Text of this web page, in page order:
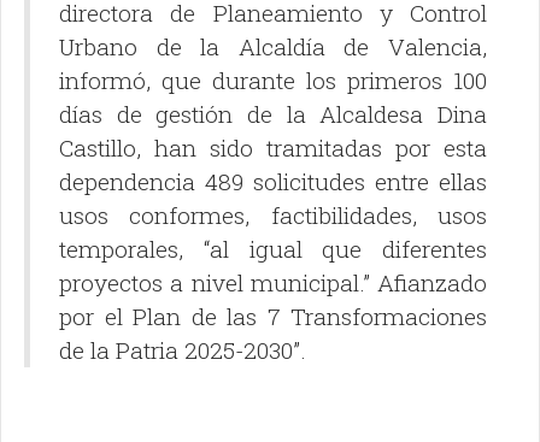
directora de Planeamiento y Control
Urbano de la Alcaldía de Valencia,
informó, que durante los primeros 100
días de gestión de la Alcaldesa Dina
Castillo, han sido tramitadas por esta
dependencia 489 solicitudes entre ellas
usos conformes, factibilidades, usos
temporales, “al igual que diferentes
proyectos a nivel municipal.” Afianzado
por el Plan de las 7 Transformaciones
de la Patria 2025-2030”.